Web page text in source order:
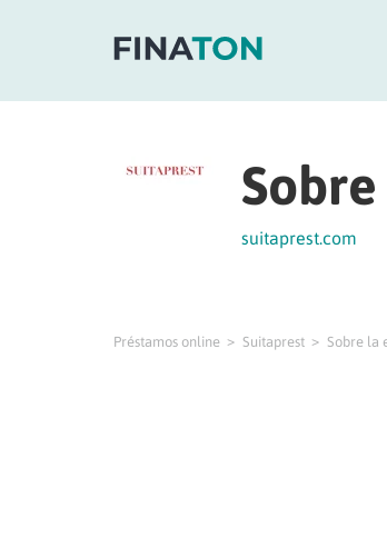
suitaprest.com
Préstamos online Suitaprest Sobre la